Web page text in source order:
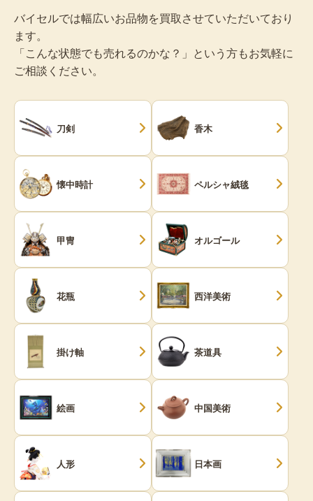
バイセルでは幅広いお品物を買取させていただいており
ます。
「こんな状態でも売れるのかな？」という方もお気軽に
ご相談ください。
刀剣 香木
懐中時計 ペルシャ絨毯
甲冑 オルゴール
花瓶 西洋美術
掛け軸 茶道具
絵画 中国美術
人形 日本画